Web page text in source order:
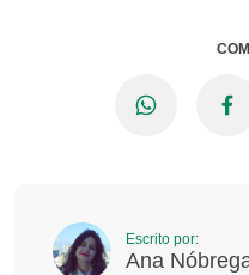
Escrito por:
Ana